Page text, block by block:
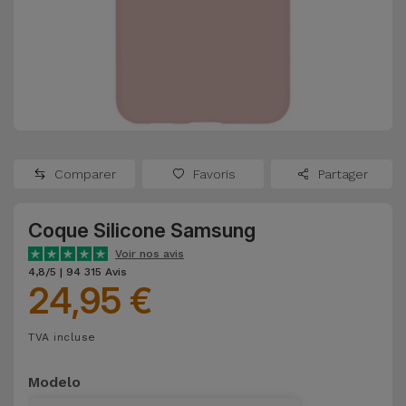
OnePlus
Google
Reconditionnés
Reconditionnés
Consoles de
Jeux
Reconditionnées
Voir
tout
Batteries
Chargeurs
Ecouteurs
et
Enceintes
Montres
Comparer Favoris Partager
Coque Silicone Samsung
Voir nos avis
4,8/5 | 94 315 Avis
24,95 €
TVA incluse
Modelo